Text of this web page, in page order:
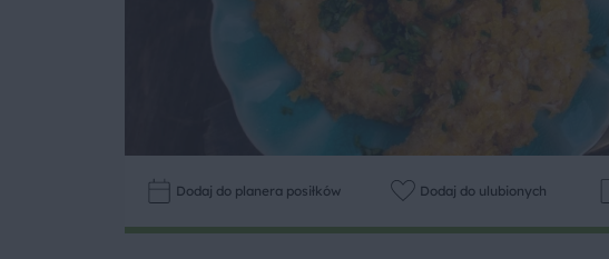
Dodaj do planera posiłków Dodaj do ulubionych